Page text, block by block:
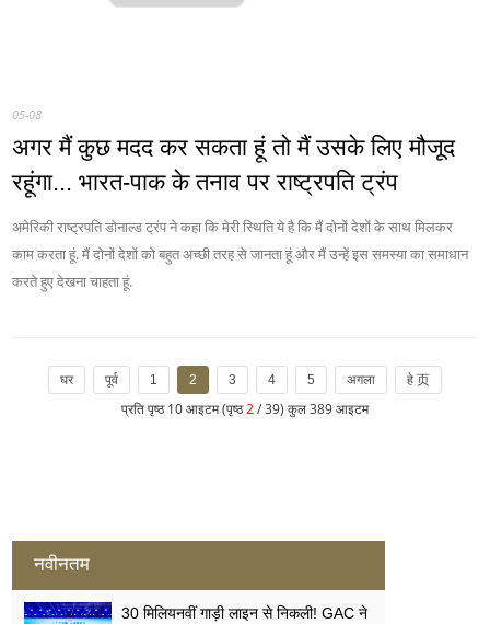
05-08
अगर मैं कुछ मदद कर सकता हूं तो मैं उसके लिए मौजूद
रहूंगा... भारत-पाक के तनाव पर राष्ट्रपति ट्रंप
अमेरिकी राष्ट्रपति डोनाल्ड ट्रंप ने कहा कि मेरी स्थिति ये है कि मैं दोनों देशों के साथ मिलकर
काम करता हूं. मैं दोनों देशों को बहुत अच्छी तरह से जानता हूं और मैं उन्हें इस समस्या का समाधान
करते हुए देखना चाहता हूं.
घर पूर्व 1 2 3 4 5 अगला हे 页
प्रति पृष्ठ 10 आइटम (पृष्ठ2/ 39) कुल 389 आइटम
नवीनतम
30 मिलियनवीं गाड़ी लाइन से निकली! GAC ने